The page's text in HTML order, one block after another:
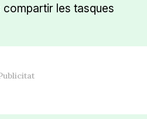
les tasques